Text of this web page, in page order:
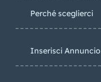
Perché sceglierci
Inserisci Annuncio